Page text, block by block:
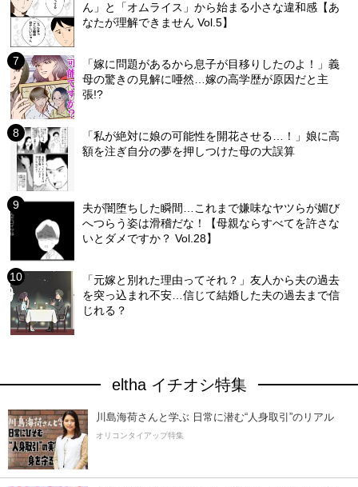
ん」と「オムライス」から始まる小さな違和感【あ
なたが理解できません Vol.5】
「嫁に問題があるから息子が目移りしたのよ！」義
母の驚きの見解に唖然…嫁の高学歴が原因だと主
張!?
「私が絶対に娘の可能性を開花させる…！」娘に高
額を注ぎ自分の夢を押しつけた母の大誤算
夫が闇堕ちした瞬間…これまで嫌味なヤツらが媚び
へつらう姿は滑稽だな！【母親ならすべてを許さな
いとダメですか？ Vol.28】
「元嫁と別れた理由ってそれ？」友人から夫の過去
を突っ込まれ不安…信じて結婚した夫の過去まで信
じれる？
eltha イチオシ特集
川島海荷さんと学ぶ 日常に潜む“人身取引”のリアル
オリコンタイアップ特集